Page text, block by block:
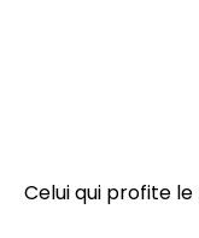
Celui qui profite